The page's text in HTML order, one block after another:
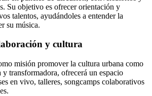
Su objetivo es ofrecer orientación y
talentos, ayudándoles a entender la
su música.
y cultura
misión promover la cultura urbana como
transformadora, ofrecerá un espacio
en vivo, talleres, songcamps colaborativos